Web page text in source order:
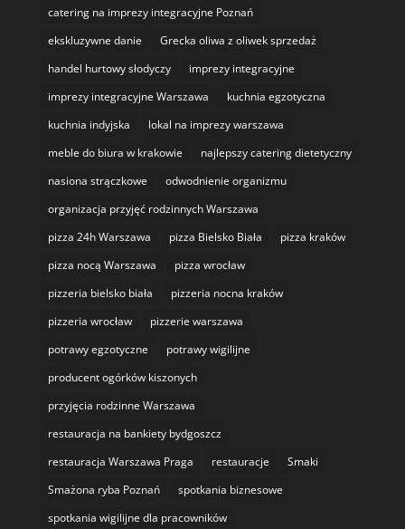
catering na imprezy integracyjne Poznań
ekskluzywne danie
Grecka oliwa z oliwek sprzedaż
handel hurtowy słodyczy
imprezy integracyjne
imprezy integracyjne Warszawa
kuchnia egzotyczna
kuchnia indyjska
lokal na imprezy warszawa
meble do biura w krakowie
najlepszy catering dietetyczny
nasiona strączkowe
odwodnienie organizmu
organizacja przyjęć rodzinnych Warszawa
pizza 24h Warszawa
pizza Bielsko Biała
pizza kraków
pizza nocą Warszawa
pizza wrocław
pizzeria bielsko biała
pizzeria nocna kraków
pizzeria wrocław
pizzerie warszawa
potrawy egzotyczne
potrawy wigilijne
producent ogórków kiszonych
przyjęcia rodzinne Warszawa
restauracja na bankiety bydgoszcz
restauracja Warszawa Praga
restauracje
Smaki
Smażona ryba Poznań
spotkania biznesowe
spotkania wigilijne dla pracowników